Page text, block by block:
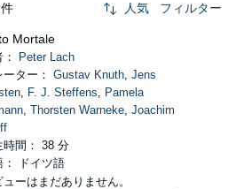
人気 フィルター
Mortale
Peter Lach
ーター： Gustav Knuth, Jens
, F. J. Steffens, Pamela
, Thorsten Warneke, Joachim
時間： 38 分
： ドイツ語
ューはまだありません。